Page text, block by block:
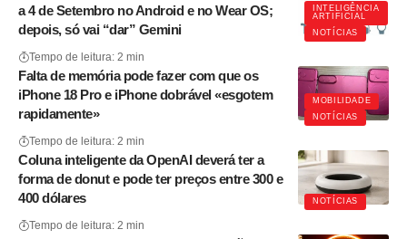
INTELIGÊNCIA
ARTIFICIAL
NOTÍCIAS
a 4 de Setembro no Android e no Wear OS;
depois, só vai “dar” Gemini
Tempo de leitura: 2 min
MOBILIDADE
NOTÍCIAS
Falta de memória pode fazer com que os
iPhone 18 Pro e iPhone dobrável «esgotem
rapidamente»
Tempo de leitura: 2 min
NOTÍCIAS
Coluna inteligente da OpenAI deverá ter a
forma de donut e pode ter preços entre 300 e
400 dólares
Tempo de leitura: 2 min